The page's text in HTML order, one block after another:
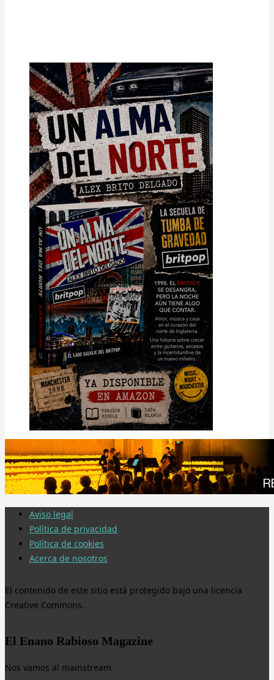
Aviso legal
Política de privacidad
Política de cookies
Acerca de nosotros
El contenido de este sitio está protegido bajo una licencia
Creative Commons.
El Enano Rabioso Magazine
Nos vamos al mainstream